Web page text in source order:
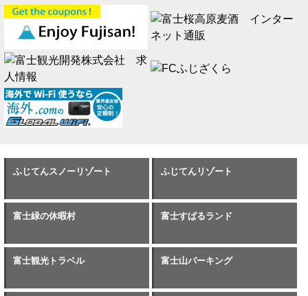
ふじてんスノーリゾート ふじてんリゾート
富士緑の休暇村 富士すばるランド
富士観光トラベル 富士山パーキング